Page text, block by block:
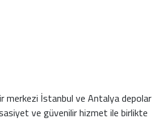
merkezi İstanbul ve Antalya depolar
ve güvenilir hizmet ile birlikte